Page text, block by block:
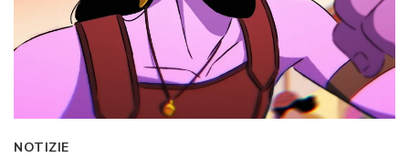
NOTIZIE